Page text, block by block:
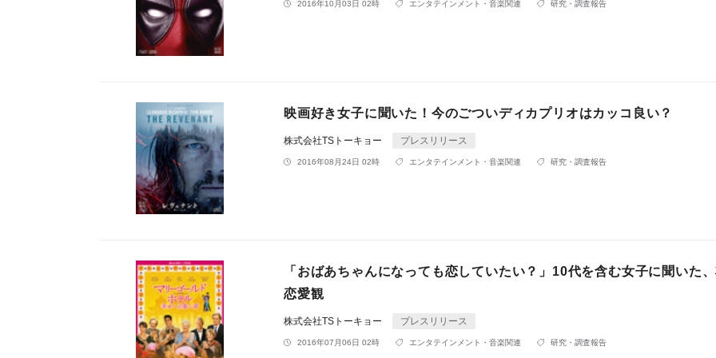
2016年10月03日 02時 エンタテインメント・音楽関連 研究・調査報告
映画好き女子に聞いた！今のごついディカプリオはカッコ良い？
株式会社TSトーキョー プレスリリース
2016年08月24日 02時 エンタテインメント・音楽関連 研究・調査報告
「おばあちゃんになっても恋していたい？」10代を含む女子に聞いた
恋愛観
株式会社TSトーキョー プレスリリース
2016年07月06日 02時 エンタテインメント・音楽関連 研究・調査報告